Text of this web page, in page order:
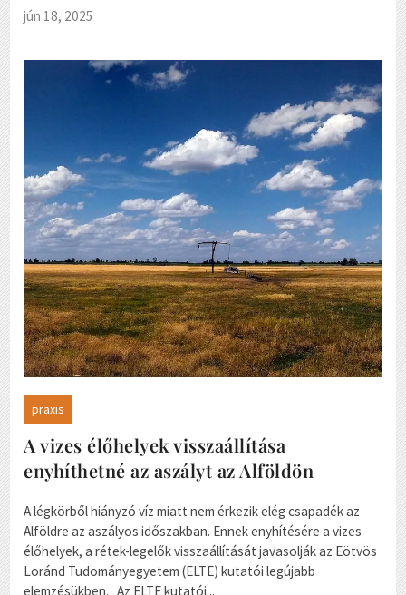
jún 18, 2025
praxis
A vizes élőhelyek visszaállítása
enyhíthetné az aszályt az Alföldön
A légkörből hiányzó víz miatt nem érkezik elég csapadék az
Alföldre az aszályos időszakban. Ennek enyhítésére a vizes
élőhelyek, a rétek-legelők visszaállítását javasolják az Eötvös
Loránd Tudományegyetem (ELTE) kutatói legújabb
elemzésükben. Az ELTE kutatói...